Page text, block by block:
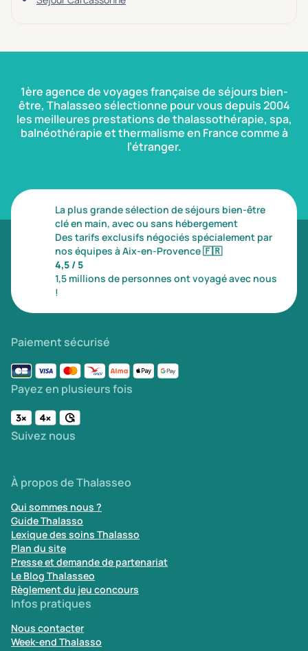
1ère agence de voyages française de séjours bien-
être, Thalasseo sélectionne pour vous depuis 2004
les meilleures prestations de thalassothérapie, spa,
balnéothérapie et thermalisme en France comme à
l’étranger.
La plus grande sélection de séjours bien-être
clé en main, avec ou sans hébergement
Des tarifs exclusifs négociés spécialement par
nos équipes à Aix-en-Provence🇫🇷
4,5 / 5
1,5 millions de personnes ont voyagé avec nous
!
Paiement sécurisé
Payez en plusieurs fois
Suivez nous
À propos de Thalasseo
Qui sommes nous ?
Guide Thalasso
Lexique des soins Thalasso
Plan du site
Presse et demande de partenariat
Le Blog Thalasseo
Règlement du jeu concours
Infos pratiques
Nous contacter
Week-end Thalasso